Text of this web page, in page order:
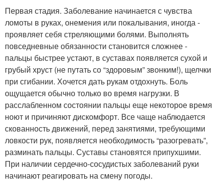
Первая стадия. Заболевание начинается с чувства
ломоты в руках, онемения или покалывания, иногда -
проявляет себя стреляющими болями. Выполнять
повседневные обязанности становится сложнее -
пальцы быстрее устают, в суставах появляется сухой и
грубый хруст (не путать со “здоровым” звонким!), щелчки
при сгибании. Хочется дать рукам отдохнуть. Боль
ощущается обычно только во время нагрузки. В
расслабленном состоянии пальцы еще некоторое время
ноют и причиняют дискомфорт. Все чаще наблюдается
скованность движений, перед занятиями, требующими
ловкости рук, появляется необходимость “разогревать”,
разминать пальцы. Суставы становятся припухшими.
При наличии сердечно-сосудистых заболеваний руки
начинают реагировать на смену погоды.